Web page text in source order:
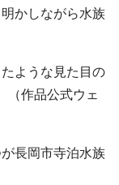
かしながら水族
ような見た目の
（作品公式ウェ
長岡市寺泊水族